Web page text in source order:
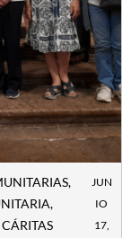
,
,
CÁRITAS
JUN
IO
17,